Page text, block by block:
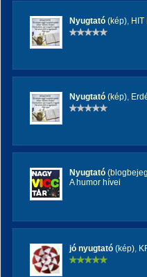
Nyugtató (kép),
Nyugtató (kép),
Nyugtató
A humor hívei
jó nyugtató (kép),